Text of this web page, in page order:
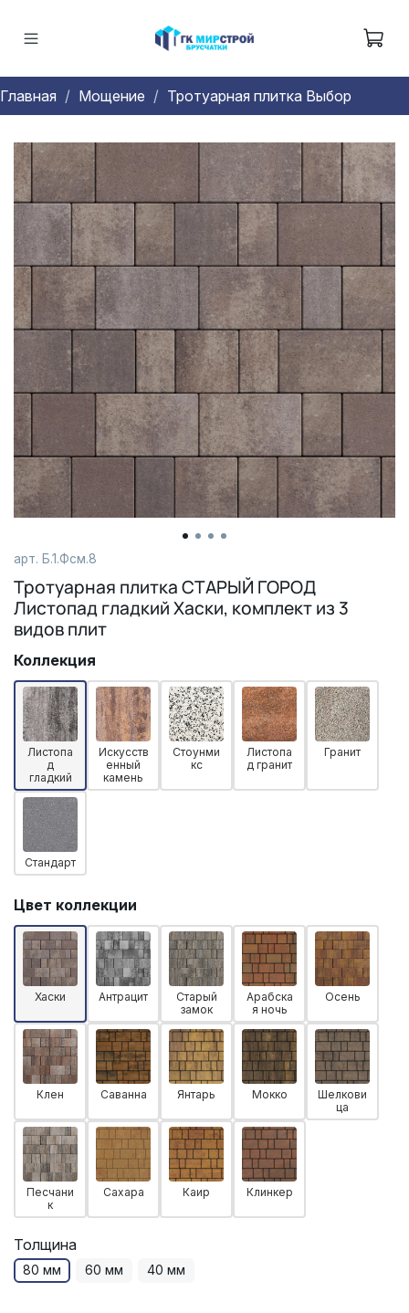
Главная Мощение Тротуарная плитка Выбор
арт. Б.1.Фсм.8
Тротуарная плитка СТАРЫЙ ГОРОД
Листопад гладкий Хаски, комплект из 3
видов плит
Коллекция
Листопа
д
гладкий
Искусств
енный
камень
Стоунми
кс
Листопа
д гранит
Гранит
Стандарт
Цвет коллекции
Хаски Антрацит
Старый
замок
Арабска
я ночь
Осень
Клен Саванна Янтарь Мокко
Шелкови
ца
Песчани
к
Сахара Каир Клинкер
Толщина
80 мм 60 мм 40 мм